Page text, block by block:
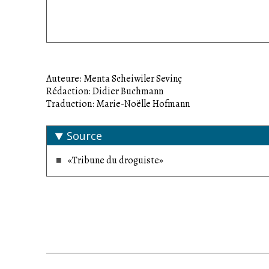
Auteure: Menta Scheiwiler Sevinç
Rédaction: Didier Buchmann
Traduction: Marie-Noëlle Hofmann
Source
«Tribune du droguiste»